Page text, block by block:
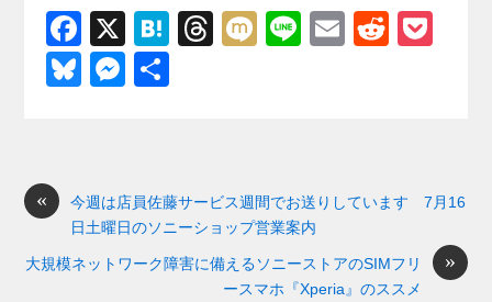
F
a
c
o
o
k
X
H
T
s
M
Li
E
R
Bl
y
M
n
g
er
«
今週は店員佐藤サービス週間でお送りしています 7月16
日土曜日のソニーショップ営業案内
»
大規模ネットワーク障害に備えるソニーストアのSIMフリ
ースマホ『Xperia』のススメ